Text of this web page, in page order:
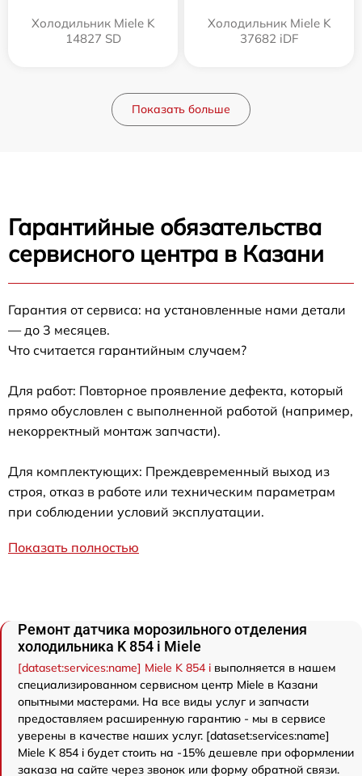
Холодильник Miele K
14827 SD
Холодильник Miele K
37682 iDF
Показать больше
Гарантийные обязательства
сервисного центра в Казани
Гарантия от сервиса: на установленные нами детали
— до 3 месяцев.
Что считается гарантийным случаем?
Для работ: Повторное проявление дефекта, который
прямо обусловлен с выполненной работой (например,
некорректный монтаж запчасти).
Для комплектующих: Преждевременный выход из
строя, отказ в работе или техническим параметрам
при соблюдении условий эксплуатации.
Показать полностью
Ремонт датчика морозильного отделения
холодильника K 854 i Miele
[dataset:services:name] Miele K 854 i выполняется в нашем
специализированном сервисном центр Miele в Казани
опытными мастерами. На все виды услуг и запчасти
предоставляем расширенную гарантию - мы в сервисе
уверены в качестве наших услуг. [dataset:services:name]
Miele K 854 i будет стоить на -15% дешевле при оформлении
заказа на сайте через звонок или форму обратной связи.